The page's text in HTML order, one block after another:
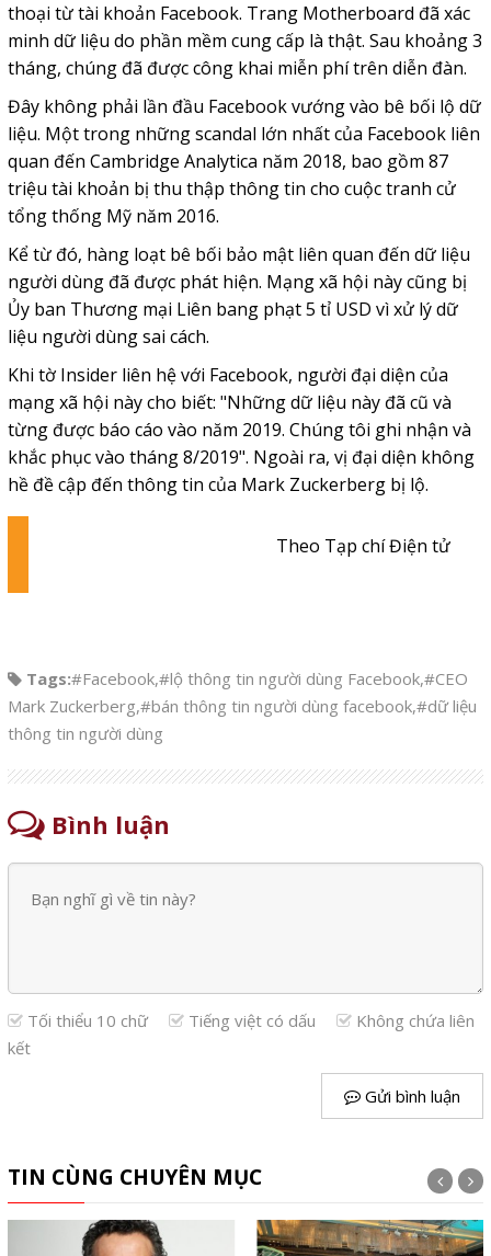
thoại từ tài khoản Facebook. Trang Motherboard đã xác
minh dữ liệu do phần mềm cung cấp là thật. Sau khoảng 3
tháng, chúng đã được công khai miễn phí trên diễn đàn.
Đây không phải lần đầu Facebook vướng vào bê bối lộ dữ
liệu. Một trong những scandal lớn nhất của Facebook liên
quan đến Cambridge Analytica năm 2018, bao gồm 87
triệu tài khoản bị thu thập thông tin cho cuộc tranh cử
tổng thống Mỹ năm 2016.
Kể từ đó, hàng loạt bê bối bảo mật liên quan đến dữ liệu
người dùng đã được phát hiện. Mạng xã hội này cũng bị
Ủy ban Thương mại Liên bang phạt 5 tỉ USD vì xử lý dữ
liệu người dùng sai cách.
Khi tờ Insider liên hệ với Facebook, người đại diện của
mạng xã hội này cho biết: "Những dữ liệu này đã cũ và
từng được báo cáo vào năm 2019. Chúng tôi ghi nhận và
khắc phục vào tháng 8/2019". Ngoài ra, vị đại diện không
hề đề cập đến thông tin của Mark Zuckerberg bị lộ.
Theo Tạp chí Điện tử
Tags:#Facebook,#lộ thông tin người dùng Facebook,#CEO
Mark Zuckerberg,#bán thông tin người dùng facebook,#dữ liệu
thông tin người dùng
Bình luận
Tối thiểu 10 chữ Tiếng việt có dấu
Không chứa liên
kết
Gửi bình luận
TIN CÙNG CHUYÊN MỤC